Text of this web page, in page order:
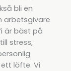
bli en
arbetsgivare
är bäst på
stress,
löfte. Vi